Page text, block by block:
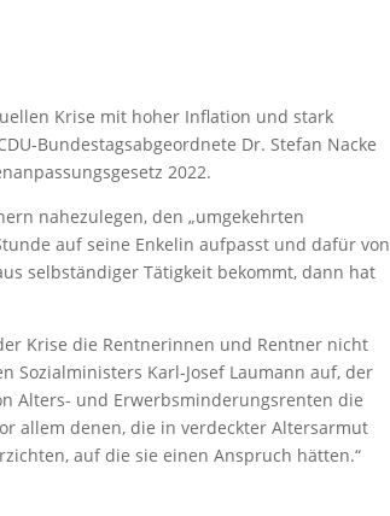
Krise mit hoher Inflation und stark
Bundestagsabgeordnete Dr. Stefan Nacke
2022.
nahezulegen, den „umgekehrten
auf seine Enkelin aufpasst und dafür von
selbständiger Tätigkeit bekommt, dann hat
Krise die Rentnerinnen und Rentner nicht
Sozialministers Karl-Josef Laumann auf, der
Alters- und Erwerbsminderungsrenten die
allem denen, die in verdeckter Altersarmut
auf die sie einen Anspruch hätten.“